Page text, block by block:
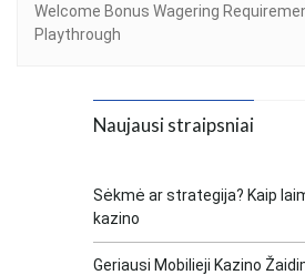
Welcome Bonus Wagering
Playthrough
Naujausi straipsniai
Sėkmė ar strategija? Kaip
kazino
Geriausi Mobilieji Kazino